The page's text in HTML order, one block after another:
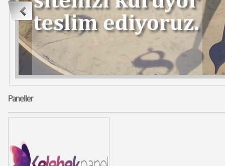
Paneller